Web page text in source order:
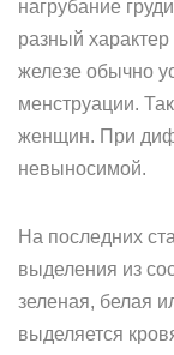
нагрубание
разный
железе обычно
менструации.
женщин. При
невыносимой.
На последних
выделения из
зеленая, белая
выделяется